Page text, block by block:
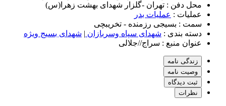
محل دفن : تهران -گلزار شهدای بهشت زهرا(س)
عملیات : عملیات بدر
سمت : بسیجی رزمنده - تخریبچی
دسته بندی : شهدای سپاه وسربازان | شهدای بسیج ویژه
عنوان منبع : سراج//جلالی
زندگی نامه
وصیت نامه
ثبت دیدگاه
نظرات